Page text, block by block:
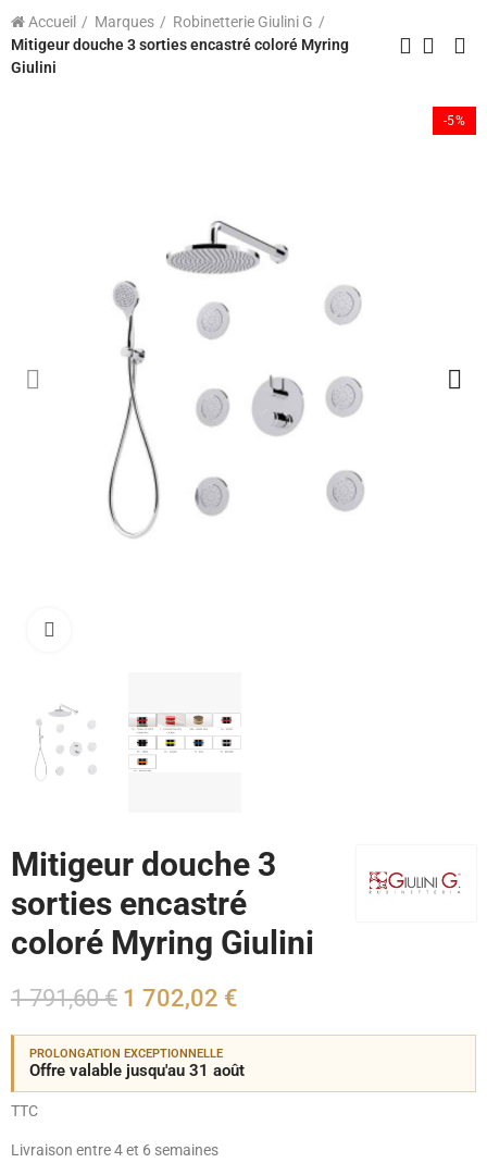
Accueil Marques
Robinetterie Giulini G
Mitigeur douche 3 sorties encastré coloré Myring
Giulini
-5%
Mitigeur douche 3
sorties encastré
coloré Myring Giulini
1 791,60 € 1 702,02 €
PROLONGATION EXCEPTIONNELLE
Offre valable jusqu'au 31 août
TTC
Livraison entre 4 et 6 semaines